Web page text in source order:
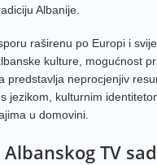
Albanije.
raširenu po Europi i
kulture, mogućnost
predstavlja neprocjenjiv
jezikom, kulturnim
u domovini.
TV